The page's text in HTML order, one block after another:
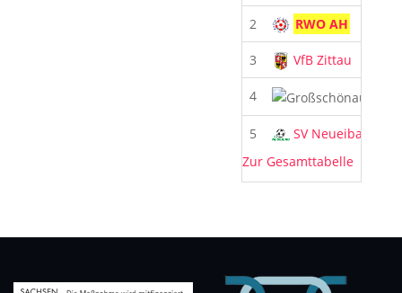
2 RWO AH
3 VfB Zittau
4
5
SV Neueibau
Zur Gesamttabelle